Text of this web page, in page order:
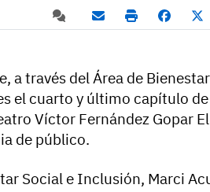
a través del Área de
el cuarto y último capítulo de
Víctor Fernández Gopar
de público.
Social e Inclusión, Marci